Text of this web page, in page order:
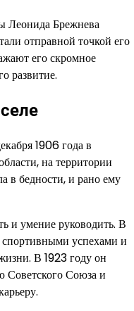
Леонида Брежнева
отправной точкой его
его скромное
развитие.
1906 года в
на территории
в бедности, и рано ему
и умение руководить. В
успехами и
В 1923 году он
Советского Союза и